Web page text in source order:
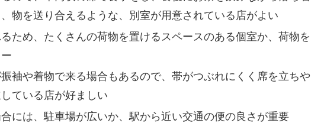
物を送り合えるような、別室が用意されている店がよい
ため、たくさんの荷物を置けるスペースのある個室か、荷物を
袖や着物で来る場合もあるので、帯がつぶれにくく席を立ちや
ている店が好ましい
には、駐車場が広いか、駅から近い交通の便の良さが重要